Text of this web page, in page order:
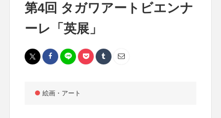
第4回 タガワアートビエンナ
ーレ「英展」
絵画・アート